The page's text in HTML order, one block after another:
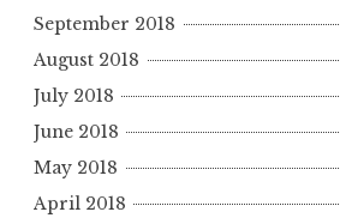
September 2018
August 2018
July 2018
June 2018
May 2018
April 2018